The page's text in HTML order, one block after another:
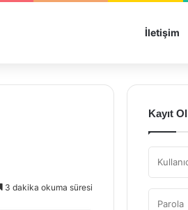
İletişim
3 dakika okuma süresi
Kayıt Ol